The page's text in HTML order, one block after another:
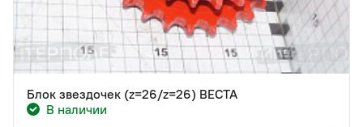
Блок звездочек (z=26/z=26) ВЕСТА
В наличии